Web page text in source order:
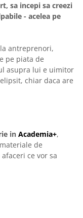
sa incepi sa creezi
- acelea pe
antreprenori,
pe piata de
asupra lui e uimitor
chiar daca are
in Academia+,
de
ce vor sa